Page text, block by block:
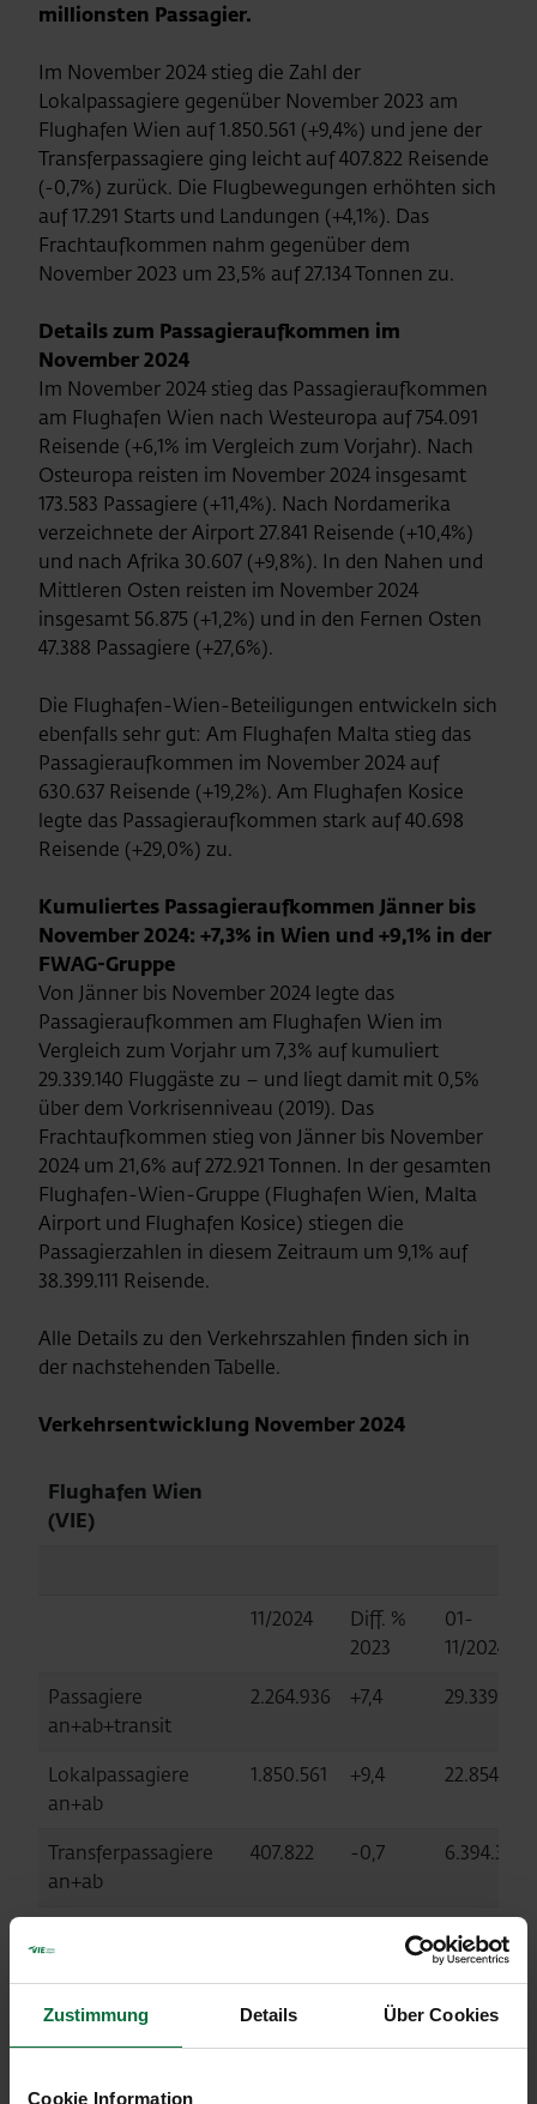
Zustimmung Details Über Cookies
Cookie Information
millionsten Passagier.
Im November 2024 stieg die Zahl der
Lokalpassagiere gegenüber November 2023 am
Flughafen Wien auf 1.850.561 (+9,4%) und jene der
Transferpassagiere ging leicht auf 407.822 Reisende
(-0,7%) zurück. Die Flugbewegungen erhöhten sich
auf 17.291 Starts und Landungen (+4,1%). Das
Frachtaufkommen nahm gegenüber dem
November 2023 um 23,5% auf 27.134 Tonnen zu.
Details zum Passagieraufkommen im
November 2024
Im November 2024 stieg das Passagieraufkommen
am Flughafen Wien nach Westeuropa auf 754.091
Reisende (+6,1% im Vergleich zum Vorjahr). Nach
Osteuropa reisten im November 2024 insgesamt
173.583 Passagiere (+11,4%). Nach Nordamerika
verzeichnete der Airport 27.841 Reisende (+10,4%)
und nach Afrika 30.607 (+9,8%). In den Nahen und
Mittleren Osten reisten im November 2024
insgesamt 56.875 (+1,2%) und in den Fernen Osten
47.388 Passagiere (+27,6%).
Die Flughafen-Wien-Beteiligungen entwickeln sich
ebenfalls sehr gut: Am Flughafen Malta stieg das
Passagieraufkommen im November 2024 auf
630.637 Reisende (+19,2%). Am Flughafen Kosice
legte das Passagieraufkommen stark auf 40.698
Reisende (+29,0%) zu.
Kumuliertes Passagieraufkommen Jänner bis
November 2024: +7,3% in Wien und +9,1% in der
FWAG-Gruppe
Von Jänner bis November 2024 legte das
Passagieraufkommen am Flughafen Wien im
Vergleich zum Vorjahr um 7,3% auf kumuliert
29.339.140 Fluggäste zu – und liegt damit mit 0,5%
über dem Vorkrisenniveau (2019). Das
Frachtaufkommen stieg von Jänner bis November
2024 um 21,6% auf 272.921 Tonnen. In der gesamten
Flughafen-Wien-Gruppe (Flughafen Wien, Malta
Airport und Flughafen Kosice) stiegen die
Passagierzahlen in diesem Zeitraum um 9,1% auf
38.399.111 Reisende.
Alle Details zu den Verkehrszahlen finden sich in
der nachstehenden Tabelle.
Verkehrsentwicklung November 2024
Flughafen Wien
(VIE)
11/2024
Diff. %
2023
01-
11/2024
Passagiere
an+ab+transit
2.264.936 +7,4 29.339.140
Lokalpassagiere
an+ab
1.850.561 +9,4 22.854.914
Transferpassagiere
an+ab
407.822 -0,7 6.394.310
216.471
Cargo an+ab (in to)
27.134 +23,5
272.921
MTOW (in to)
743.745 +4,9 9.271.951